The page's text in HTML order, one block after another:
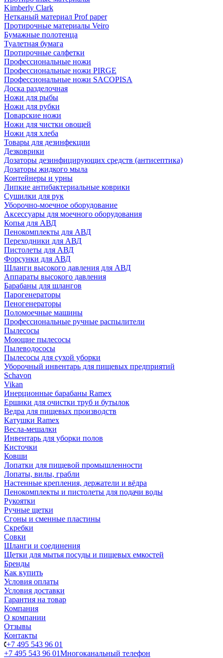
Kimberly Clark
Нетканый материал Prof paper
Протирочные материалы Veiro
Бумажные полотенца
Туалетная бумага
Протирочные салфетки
Профессиональные ножи
Профессиональные ножи PIRGE
Профессиональные ножи SACOPISA
Доска разделочная
Ножи для рыбы
Ножи для рубки
Поварские ножи
Ножи для чистки овощей
Ножи для хлеба
Товары для дезинфекции
Дезковрики
Дозаторы дезинфицирующих средств (антисептика)
Дозаторы жидкого мыла
Контейнеры и урны
Липкие антибактериальные коврики
Сушилки для рук
Уборочно-моечное оборудование
Аксессуары для моечного оборудования
Копья для АВД
Пенокомплекты для АВД
Переходники для АВД
Пистолеты для АВД
Форсунки для АВД
Шланги высокого давления для АВД
Аппараты высокого давления
Барабаны для шлангов
Парогенераторы
Пеногенераторы
Поломоечные машины
Профессиональные ручные распылители
Пылесосы
Моющие пылесосы
Пылеводососы
Пылесосы для сухой уборки
Уборочный инвентарь для пищевых предприятий
Schavon
Vikan
Инерционные барабаны Ramex
Ершики для очистки труб и бутылок
Ведра для пищевых производств
Катушки Ramex
Весла-мешалки
Инвентарь для уборки полов
Кисточки
Ковши
Лопатки для пищевой промышленности
Лопаты, вилы, грабли
Настенные крепления, держатели и вёдра
Пенокомплекты и пистолеты для подачи воды
Рукоятки
Ручные щетки
Сгоны и сменные пластины
Скребки
Совки
Шланги и соединения
Щетки для мытья посуды и пищевых емкостей
Бренды
Как купить
Условия оплаты
Условия доставки
Гарантия на товар
Компания
О компании
Отзывы
Контакты
+7 495 543 96 01
+7 495 543 96 01Многоканальный телефон